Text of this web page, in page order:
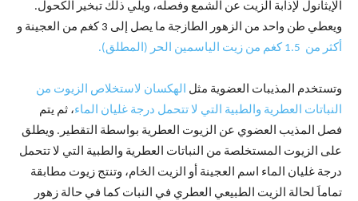
الإيثانول لإذابة الزيت عن الشمع وفصله، ويلي ذلك تبخير الكحول.
ويعطي طن واحد من الزهور الطازجة ما يصل إلى 3 كغم من العجينة و
أكثر من 1.5 كغم من زيت الياسمين الحر (المطلق).
وتستخدم المذيبات العضوية مثل الهكسان لاستخلاص الزيوت من
النباتات العطرية والطبية التي لا تتحمل درجة غليان الماء، ثم يتم
فصل المذيب العضوي عن الزيوت العطرية بواسطة التقطير. ويطلق
على الزيوت المستخلصة من النباتات العطرية والطبية التي لا تتحمل
درجة غليان الماء اسم العجينة أو الزيت الخام، وتنتج زيوت مطابقة
تماماَ لحالة الزيت الطبيعي العطري في النبات كما في حالة زهور